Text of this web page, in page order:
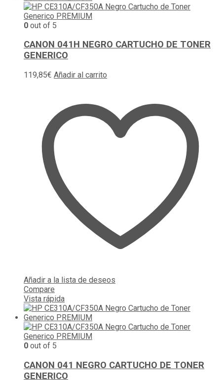
0 out of 5
CANON 041H NEGRO CARTUCHO DE TONER
GENERICO
119,85€ Añadir al carrito
Añadir a la lista de deseos
Compare
Vista rápida
0 out of 5
CANON 041 NEGRO CARTUCHO DE TONER
GENERICO